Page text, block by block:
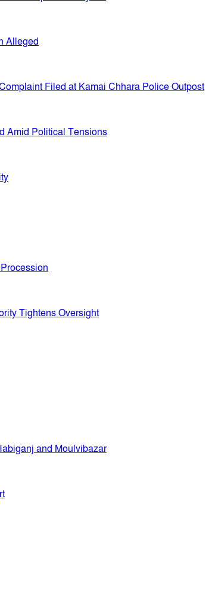
Alleged
Filed at Kamai Chhara Police Outpost
Amid Political Tensions
Tightens Oversight
and Moulvibazar